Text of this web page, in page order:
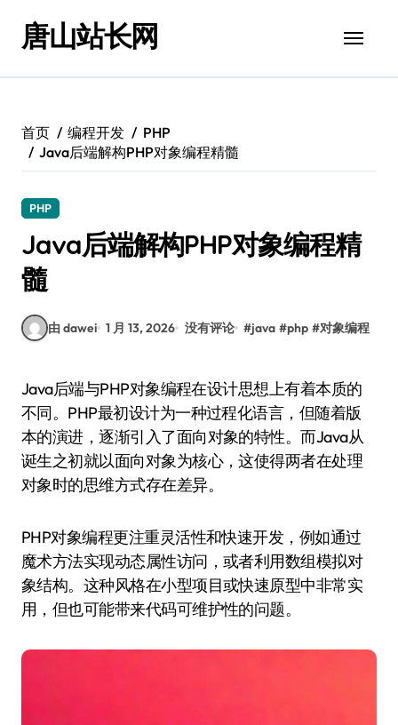
唐山站长网
首页 编程开发
PHP
Java后端解构PHP对象编程精髓
PHP
Java后端解构PHP对象编程精
髓
由 dawei 1 月 13, 2026 没有评论 #java #php #对象编程
Java后端与PHP对象编程在设计思想上有着本质的
不同。PHP最初设计为一种过程化语言，但随着版
本的演进，逐渐引入了面向对象的特性。而Java从
诞生之初就以面向对象为核心，这使得两者在处理
对象时的思维方式存在差异。
PHP对象编程更注重灵活性和快速开发，例如通过
魔术方法实现动态属性访问，或者利用数组模拟对
象结构。这种风格在小型项目或快速原型中非常实
用，但也可能带来代码可维护性的问题。